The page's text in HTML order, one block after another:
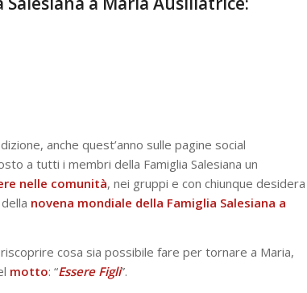
anche quest’anno sulle pagine social
a tutti i membri della Famiglia Salesiana un
nelle comunità, nei gruppi e con chiunque desidera
novena mondiale della Famiglia Salesiana a
cosa sia possibile fare per tornare a Maria,
motto: “Essere Figli”.